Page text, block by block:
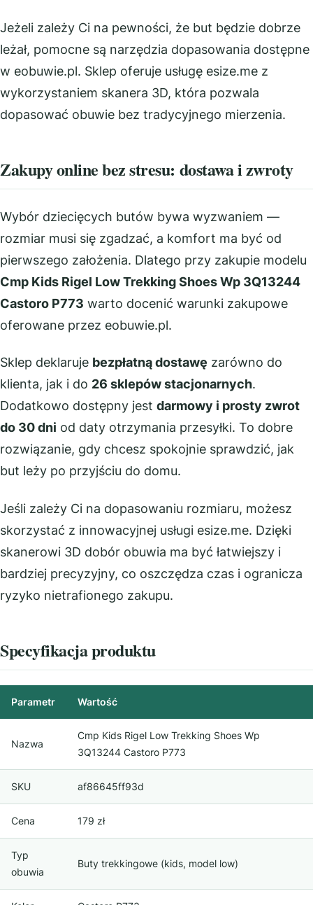
Jeżeli zależy Ci na pewności, że but będzie dobrze
leżał, pomocne są narzędzia dopasowania dostępne
w eobuwie.pl. Sklep oferuje usługę esize.me z
wykorzystaniem skanera 3D, która pozwala
dopasować obuwie bez tradycyjnego mierzenia.
Zakupy online bez stresu: dostawa i zwroty
Wybór dziecięcych butów bywa wyzwaniem —
rozmiar musi się zgadzać, a komfort ma być od
pierwszego założenia. Dlatego przy zakupie modelu
Cmp Kids Rigel Low Trekking Shoes Wp 3Q13244
Castoro P773 warto docenić warunki zakupowe
oferowane przez eobuwie.pl.
Sklep deklaruje bezpłatną dostawę zarówno do
klienta, jak i do 26 sklepów stacjonarnych.
Dodatkowo dostępny jest darmowy i prosty zwrot
do 30 dni od daty otrzymania przesyłki. To dobre
rozwiązanie, gdy chcesz spokojnie sprawdzić, jak
but leży po przyjściu do domu.
Jeśli zależy Ci na dopasowaniu rozmiaru, możesz
skorzystać z innowacyjnej usługi esize.me. Dzięki
skanerowi 3D dobór obuwia ma być łatwiejszy i
bardziej precyzyjny, co oszczędza czas i ogranicza
ryzyko nietrafionego zakupu.
Specyfikacja produktu
Parametr Wartość
Nazwa
Cmp Kids Rigel Low Trekking Shoes Wp
3Q13244 Castoro P773
SKU af86645ff93d
Cena 179 zł
Typ
obuwia
Buty trekkingowe (kids, model low)